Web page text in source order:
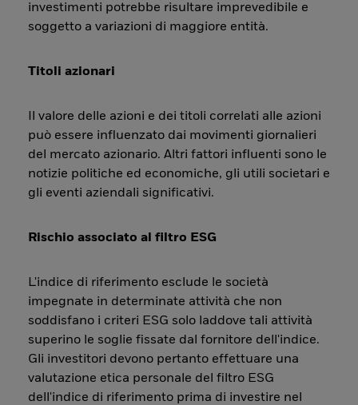
investimenti potrebbe risultare imprevedibile e
soggetto a variazioni di maggiore entità.
Titoli azionari
Il valore delle azioni e dei titoli correlati alle azioni
può essere influenzato dai movimenti giornalieri
del mercato azionario. Altri fattori influenti sono le
notizie politiche ed economiche, gli utili societari e
gli eventi aziendali significativi.
Rischio associato al filtro ESG
L'indice di riferimento esclude le società
impegnate in determinate attività che non
soddisfano i criteri ESG solo laddove tali attività
superino le soglie fissate dal fornitore dell'indice.
Gli investitori devono pertanto effettuare una
valutazione etica personale del filtro ESG
dell'indice di riferimento prima di investire nel